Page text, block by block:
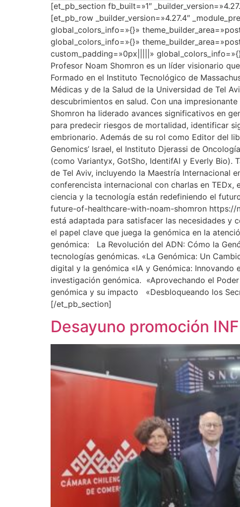
[et_pb_section fb_built=»1″
[et_pb_row _builder_version=»4.27.4″
global_colors_info=»{}»
global_colors_info=»{}»
custom_padding=»0px|||||»
Profesor Noam Shomron es un líder visionario
Formado en el Instituto Tecnológico de
Médicas y de la Salud de la Universidad de Tel
descubrimientos en salud. Con una
Shomron ha liderado avances significativos en
para predecir riesgos de mortalidad, identificar
embrionario. Además de su rol como Editor del
Genomics’ Israel, el Instituto Djerassi de
(como Variantyx, GotSho, IdentifAI y Everly Bio).
de Tel Aviv, incluyendo la Maestría Internacional
conferencista internacional con charlas en
ciencia y la tecnología están redefiniendo el
future-of-healthcare-with-noam-shomron https://
está adaptada para satisfacer las necesidades y
el papel clave que juega la genómica en la
genómica: La Revolución del ADN: Cómo la
tecnologías genómicas. «La Genómica: Un
digital y la genómica «IA y Genómica: Innovando
investigación genómica. «Aprovechando el
genómica y su impacto «Desbloqueando los
[/et_pb_section]
Desayuno promoción